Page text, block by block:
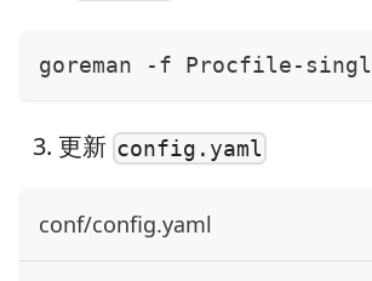
goreman -f Procfile-
更新 config.yaml
conf/config.yaml